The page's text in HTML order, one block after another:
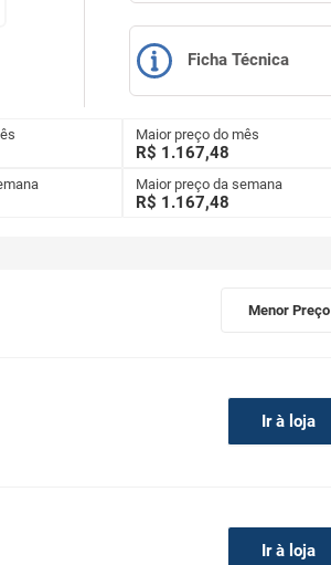
Ficha Técnica
Maior preço do mês
R$ 1.167,48
Maior preço da semana
R$ 1.167,48
Menor Preço
Ir à loja
Ir à loja